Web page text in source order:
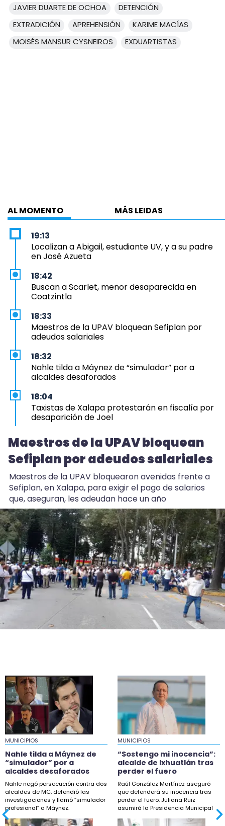
JAVIER DUARTE DE OCHOA
DETENCIÓN
EXTRADICIÓN
APREHENSIÓN
KARIME MACÍAS
MOISÉS MANSUR CYSNEIROS
EXDUARTISTAS
AL MOMENTO MÁS LEIDAS
19:13
Localizan a Abigail, estudiante UV, y a su padre
en José Azueta
18:42
Buscan a Scarlet, menor desaparecida en
Coatzintla
18:33
Maestros de la UPAV bloquean Sefiplan por
adeudos salariales
18:32
Nahle tilda a Máynez de “simulador” por a
alcaldes desaforados
18:04
Taxistas de Xalapa protestarán en fiscalía por
desaparición de Joel
16:50
Sheinbaum descarta proyecto de fracking en
norte de Veracruz
15:27
Esteban Bautista defiende desafuero de
alcaldes de Movimiento Ciudadano
14:18
“Sostengo mi inocencia”: alcalde de Ixhuatlán
tras perder el fuero
4:40
Veracruz mantendrá ambiente caluroso con
lluvias aisladas este jueves
2:15
Mueren dos traileros en choques en Cumbres
de Maltrata
1:15
Dan 70 años a dos por feminicidio de Yasared
en Papantla
1:08
Balacera moviliza a policías en Coatza, pero no
hallan heridos
0:24
Eliminan fuero a Bertín Bravo, alcalde de Úrsulo
Galván
0:22
“No soy delincuente, me quitaron la
tranquilidad": alcalde de Úrsulo Galván
Maestros de la UPAV bloquean
Sefiplan por adeudos salariales
Maestros de la UPAV bloquearon avenidas frente a
Sefiplan, en Xalapa, para exigir el pago de salarios
que, aseguran, les adeudan hace un año
MUNICIPIOS
Nahle tilda a Máynez de
“simulador” por a
alcaldes desaforados
Nahle negó persecución contra dos
alcaldes de MC, defendió las
investigaciones y llamó “simulador
profesional” a Máynez.
MUNICIPIOS
“Sostengo mi inocencia”:
alcalde de Ixhuatlán tras
perder el fuero
Raúl González Martínez aseguró
que defenderá su inocencia tras
perder el fuero. Juliana Ruiz
asumirá la Presidencia Municipal